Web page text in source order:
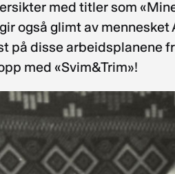
med titler som
også glimt av
på disse arbeidsplanene
med «Svim&Trim»!